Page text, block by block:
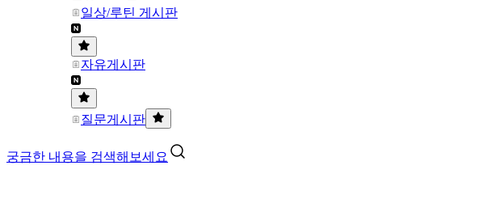
일상/루틴 게시판
자유게시판
질문게시판
궁금한 내용을 검색해보세요